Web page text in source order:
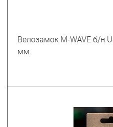
Велозамок M-WAVE б/н
мм.